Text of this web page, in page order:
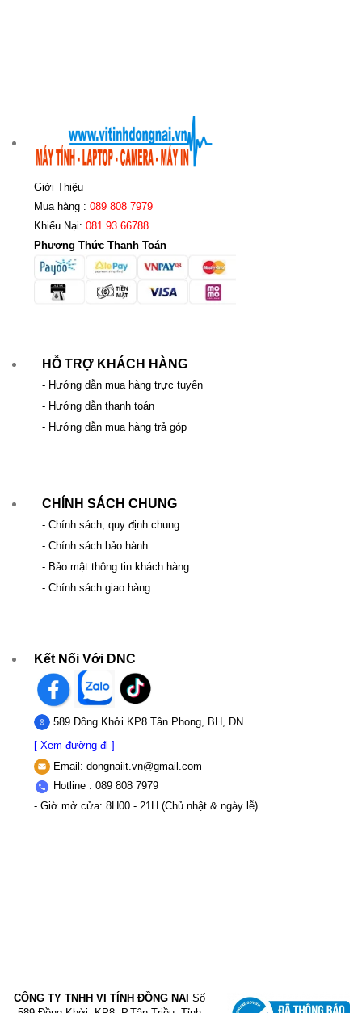
Giới Thiệu
Mua hàng : 089 808 7979
Khiếu Nại: 081 93 66788
Phương Thức Thanh Toán
HỖ TRỢ KHÁCH HÀNG
- Hướng dẫn mua hàng trực tuyến
- Hướng dẫn thanh toán
- Hướng dẫn mua hàng trả góp
CHÍNH SÁCH CHUNG
- Chính sách, quy định chung
- Chính sách bảo hành
- Bảo mật thông tin khách hàng
- Chính sách giao hàng
Kết Nối Với DNC
589 Đồng Khởi KP8 Tân Phong, BH, ĐN
[ Xem đường đi ]
Email: dongnaiit.vn@gmail.com
Hotline : 089 808 7979
- Giờ mở cửa: 8H00 - 21H (Chủ nhật & ngày lễ)
CÔNG TY TNHH VI TÍNH ĐỒNG NAI Số